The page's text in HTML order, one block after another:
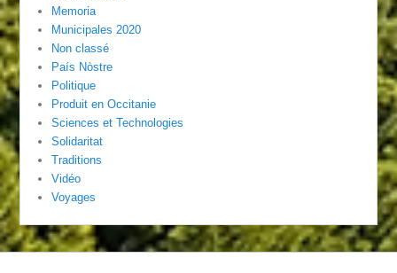
Memoria
Municipales 2020
Non classé
País Nòstre
Politique
Produit en Occitanie
Sciences et Technologies
Solidaritat
Traditions
Vidéo
Voyages